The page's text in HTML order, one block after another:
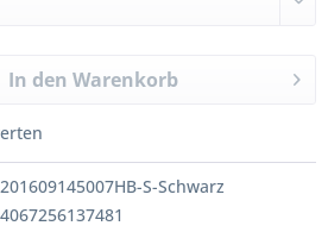
In den Warenkorb
201609145007HB-S-Schwarz
4067256137481